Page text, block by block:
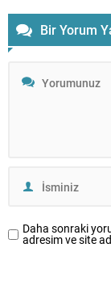
Bir Yorum
Daha sonraki
adresim ve site